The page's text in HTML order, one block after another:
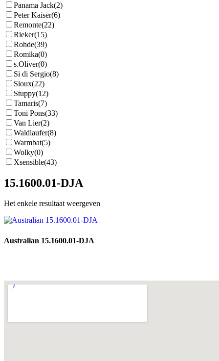
Panama Jack(2)
Peter Kaiser(6)
Remonte(22)
Rieker(15)
Rohde(39)
Romika(0)
s.Oliver(0)
Si di Sergio(8)
Sioux(22)
Stuppy(12)
Tamaris(7)
Toni Pons(33)
Van Lier(2)
Waldlaufer(8)
Warmbat(5)
Wolky(0)
Xsensible(43)
15.1600.01-DJA
Het enkele resultaat weergeven
Australian 15.1600.01-DJA